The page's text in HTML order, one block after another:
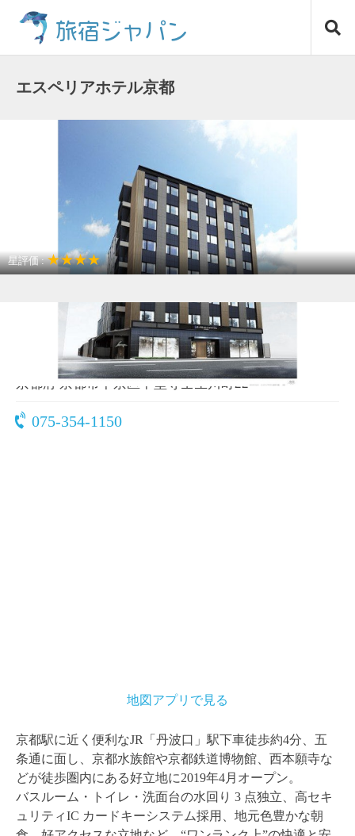
旅宿ジャパン
エスペリアホテル京都
星評価 :★★★★
〒600-8806
京都府 京都市下京区中堂寺壬生川町22
075-354-1150
地図アプリで見る
京都駅に近く便利なJR「丹波口」駅下車徒歩約4分、五
条通に面し、京都水族館や京都鉄道博物館、西本願寺な
どが徒歩圏内にある好立地に2019年4月オープン。
バスルーム・トイレ・洗面台の水回り 3 点独立、高セキ
ュリティIC カードキーシステム採用、地元色豊かな朝